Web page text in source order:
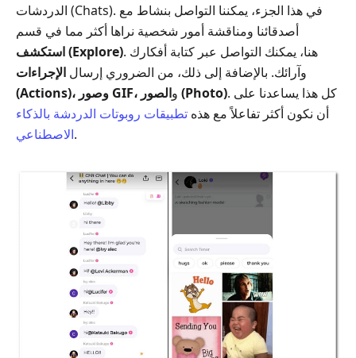
الدردشات (Chats). في هذا الجزء، يمكننا التواصل بنشاط مع
أصدقائنا ومناقشة أمور شخصية نراها أكثر مما في قسم
استكشف (Explore). هنا، يمكنك التواصل عبر كتابة أفكارك
وآرائك. بالإضافة إلى ذلك، من الضروري إرسال الإجراءات
(Actions)، وصور GIF،
و الصور (Photo). كل هذا يساعدنا على
أن نكون أكثر تفاعلاً مع هذه تطبيقات روبوتات الدردشة بالذكاء
الاصطناعي.